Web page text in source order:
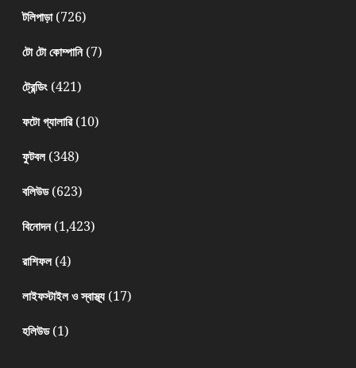
টলিপাড়া(726)
টো টো কোম্পানি(7)
ট্রেন্ডিং(421)
ফটো গ্যালারি(10)
ফুটবল(348)
বলিউড(623)
বিনোদন(1,423)
রাশিফল(4)
লাইফস্টাইল ও স্বাস্থ্য(17)
হলিউড(1)